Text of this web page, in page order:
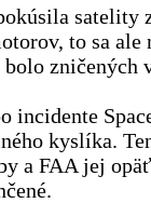
to sa
zničených
incidente
kyslíka.
a FAA jej